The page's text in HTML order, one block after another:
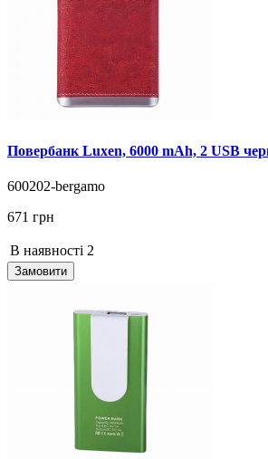
Повербанк Luxen, 6000 mAh, 2 USB
600202-bergamo
671 грн
В наявності 2
Замовити